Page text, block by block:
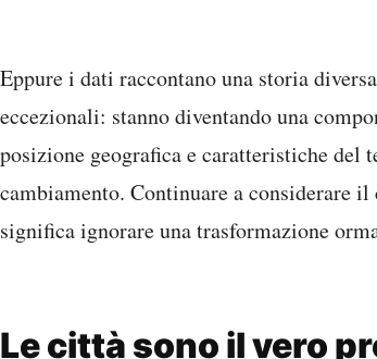
Eppure i dati raccontano una storia
eccezionali: stanno diventando una
posizione geografica e caratteristiche del
cambiamento. Continuare a considerare
significa ignorare una trasformazione
Le città sono il vero